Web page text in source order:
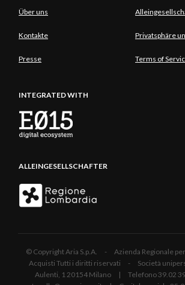
Über uns
Kontakte Privatsphäre
Presse Terms of
INTEGRATED WITH
ALLEINGESELLSCHAFTER
© Copyright Aria S.p.A. - Azienda Regionale
Acquisti Tutti i diritti riservati - Società
Aulenti, 1 20154 Milano | Telefono 39.02